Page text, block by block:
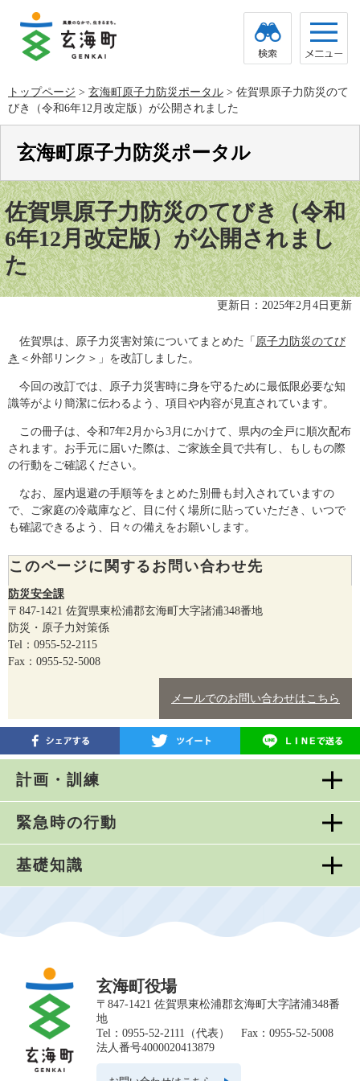
で
す。
ば
し
て
トップページ > 玄海町原子力防災ポータル > 佐賀県原子力防災のて
びき（令和6年12月改定版）が公開されました
玄海町原子力防災ポータル
計画・訓練
緊急時の行動
基礎知識
本
文佐賀県原子力防災のてびき（令和
6年12月改定版）が公開されまし
た
更新日：2025年2月4日更新
佐賀県は、原子力災害対策についてまとめた「 原子力防災のてび
き ＜外部リンク＞ 」を改訂しました。
今回の改訂では、原子力災害時に身を守るために最低限必要な知
識等がより簡潔に伝わるよう、項目や内容が見直されています。
この冊子は、令和7年2月から3月にかけて、県内の全戸に順次配布
されます。お手元に届いた際は、ご家族全員で共有し、もしもの際
の行動をご確認ください。
なお、屋内退避の手順等をまとめた別冊も封入されていますの
で、ご家庭の冷蔵庫など、目に付く場所に貼っていただき、いつで
も確認できるよう、日々の備えをお願いします。
このページに関するお問い合わせ先
防災安全課
〒847-1421 佐賀県東松浦郡玄海町大字諸浦348番地
防災・原子力対策係
Tel：0955-52-2115
Fax：0955-52-5008
メールでのお問い合わせはこちら
玄海町役場
〒847-1421 佐賀県東松浦郡玄海町大字諸浦348番
地
Tel：0955-52-2111（代表） Fax：0955-52-5008
法人番号4000020413879